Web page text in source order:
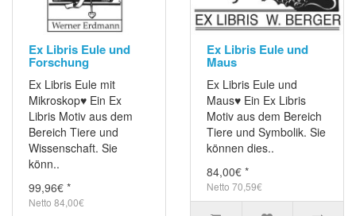
Ex Libris Eule und
Forschung
Ex Libris Eule mit
Mikroskop♥ Ein Ex
Libris Motiv aus dem
Bereich Tiere und
Wissenschaft. Sie
könn..
99,96€ *
Netto 84,00€
Ex Libris Eule und
Maus
Ex Libris Eule und
Maus♥ Ein Ex Libris
Motiv aus dem Bereich
Tiere und Symbolik. Sie
können dies..
84,00€ *
Netto 70,59€